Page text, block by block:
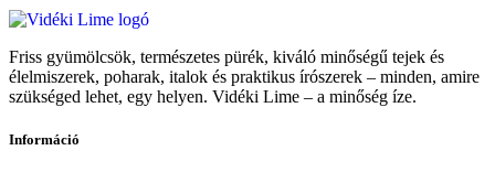
Friss gyümölcsök, természetes pürék, kiváló minőségű tejek és
élelmiszerek, poharak, italok és praktikus írószerek – minden, amire
szükséged lehet, egy helyen. Vidéki Lime – a minőség íze.
Információ